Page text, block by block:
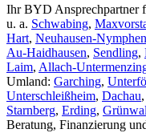
Ihr BYD Ansprechpartner
u. a. Schwabing,
Hart, Neuhausen-
Au-Haidhausen, Sendling,
Laim, Allach-
Umland: Garching,
Unterschleißheim, Dachau,
Starnberg, Erding,
Beratung, Finanzierung